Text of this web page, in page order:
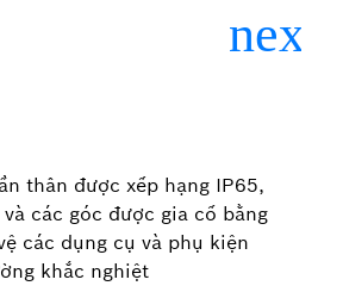
thân được xếp hạng IP65,
các góc được gia cố bằng
các dụng cụ và phụ kiện
khắc nghiệt